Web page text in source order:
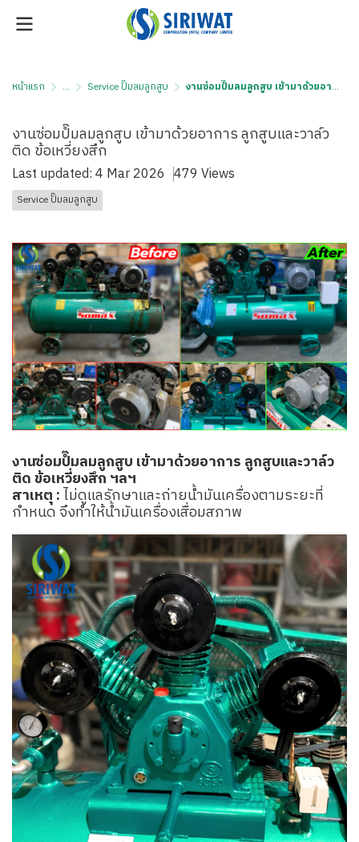
หน้าแรก ... Service ปั๊มลมลูกสูบ งานซ่อมปํ๊มลมลูกสูบ เข้ามาด้วยอาการ ลูกสูบและวาล์วติด ข้อเหวี่ยงสึก
งานซ่อมปํ๊มลมลูกสูบ เข้ามาด้วยอาการ ลูกสูบและวาล์ว
ติด ข้อเหวี่ยงสึก
Last updated: 4 Mar 2026 479 Views
Service ปั๊มลมลูกสูบ
งานซ่อมปํ๊มลมลูกสูบ เข้ามาด้วยอาการ ลูกสูบและวาล์ว
ติด ข้อเหวี่ยงสึก ฯลฯ
สาเหตุ :ไม่ดูแลรักษาและถ่ายน้ำมันเครื่องตามระยะที่
กำหนด จึงทำให้น้ำมันเครื่องเสื่อมสภาพ